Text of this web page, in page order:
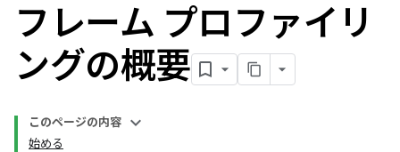
フレーム プロファイリ
ングの概要
このページの内容
始める